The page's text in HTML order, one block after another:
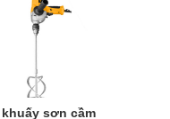
khuấy sơn cầm